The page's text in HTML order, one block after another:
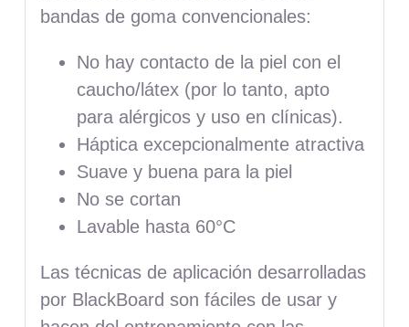
bandas de goma convencionales:
No hay contacto de la piel con el
caucho/látex (por lo tanto, apto
para alérgicos y uso en clínicas).
Háptica excepcionalmente atractiva
Suave y buena para la piel
No se cortan
Lavable hasta 60°C
Las técnicas de aplicación desarrolladas
por BlackBoard son fáciles de usar y